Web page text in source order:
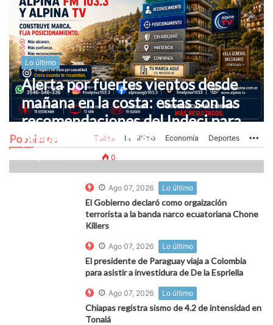
Populares Todas Lo último Economía Deportes
Lo último
Alerta por fuertes vientos desde
mañana en la costa: estas son las
recomendaciones del Indeci para
prevenir accidentes
0
Ago 07, 2026 Lo último
El Gobierno declaró como orgaización
terrorista a la banda narco ecuatoriana Chone
Killers
Ago 07, 2026 Lo último
El presidente de Paraguay viaja a Colombia
para asistir a investidura de De la Espriella
Ago 07, 2026 Lo último
Chiapas registra sismo de 4.2 de intensidad en
Tonalá